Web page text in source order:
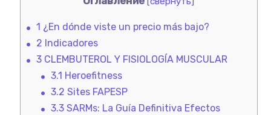
1 ¿En dónde viste un precio más bajo?
2 Indicadores
3CLEMBUTEROL Y FISIOLOGÍA MUSCULAR
3.1 Heroefitness
3.2 Sites FAPESP
3.3SARMs: La Guía Definitiva Efectos